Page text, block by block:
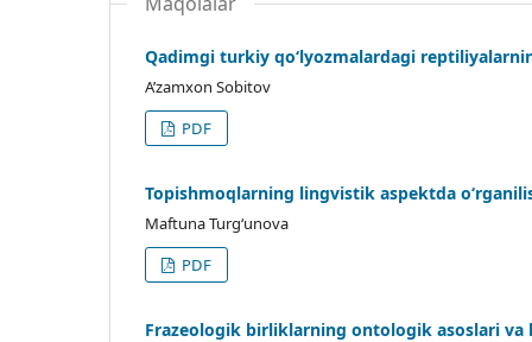
Qadimgi turkiy qo‘lyozmalardagi
A’zamxon Sobitov
PDF
Topishmoqlarning lingvistik aspektda
Maftuna Turg‘unova
PDF
Frazeologik birliklarning ontologik asoslari